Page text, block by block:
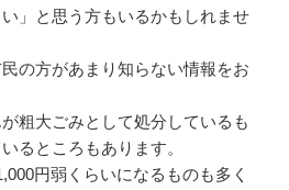
い」と思う方もいるかもしれませ
の方があまり知らない情報をお
粗大ごみとして処分しているも
るところもあります。
円弱くらいになるものも多く